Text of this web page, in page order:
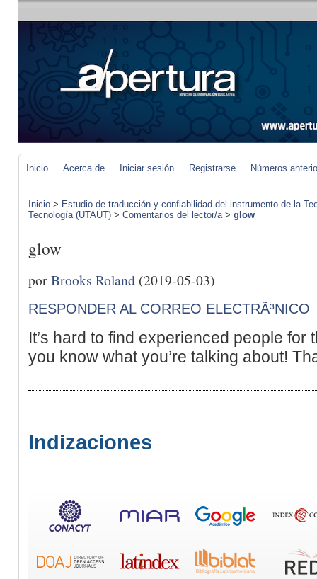
Inicio Acerca de Iniciar sesión Registrarse Números
Inicio > Estudio de traducción y confiabilidad del instrumento de la
Tecnología (UTAUT) > Comentarios del lector/a> glow
glow
porBrooks Roland (2019-05-03)
RESPONDER AL CORREO ELECTRÃ³NICO
It’s hard to find experienced people
you know what you’re talking about!
Indizaciones